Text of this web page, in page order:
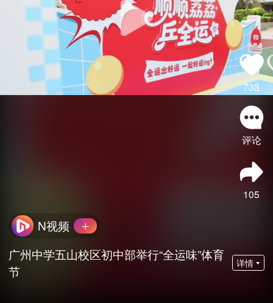
733
评论
105
N视频
广州中学五山校区初中部举行“全运味”体育
节
详情